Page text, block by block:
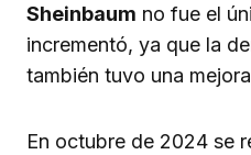
Sheinbaum no fue el
incrementó, ya que la
también tuvo una
En octubre de 2024 se